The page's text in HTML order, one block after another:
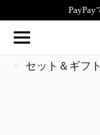
PayPay
セット＆ギフト